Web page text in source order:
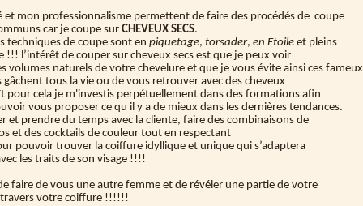
et mon professionnalisme permettent de faire des procédés de coupe
car je coupe sur CHEVEUX SECS.
techniques de coupe sont en piquetage, torsader, en Etoile et pleins
!!! l’intérêt de couper sur cheveux secs est que je peux voir
volumes naturels de votre chevelure et que je vous évite ainsi ces fameux
tous la vie ou de vous retrouver avec des cheveux
pour cela je m'investis perpétuellement dans des formations afin
vous proposer ce qu il y a de mieux dans les dernières tendances.
et prendre du temps avec la cliente, faire des combinaisons de
et des cocktails de couleur tout en respectant
pouvoir trouver la coiffure idyllique et unique qui s’adaptera
les traits de son visage !!!!
faire de vous une autre femme et de révéler une partie de votre
votre coiffure !!!!!!